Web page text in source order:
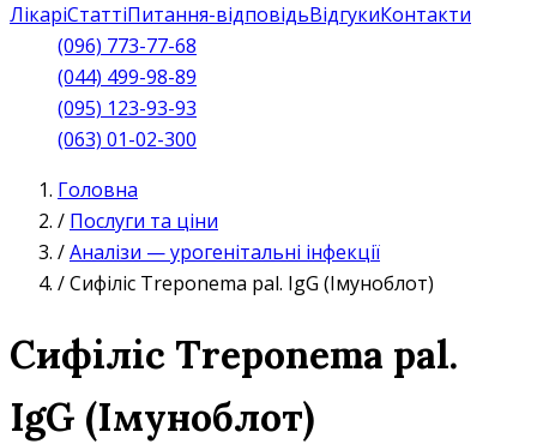
ЛікаріСтаттіПитання-відповідьВідгукиКонтакти
(096) 773-77-68
(044) 499-98-89
(095) 123-93-93
(063) 01-02-300
Головна
/ Послуги та ціни
/Аналізи — урогенітальні інфекції
/Сифіліс Treponema pal. IgG (Імуноблот)
Сифіліс Treponema pal.
IgG (Імуноблот)